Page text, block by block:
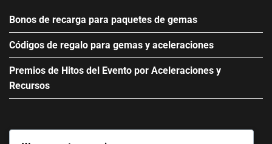
Bonos de recarga para paquetes de gemas
Códigos de regalo para gemas y aceleraciones
Premios de Hitos del Evento por Aceleraciones y
Recursos